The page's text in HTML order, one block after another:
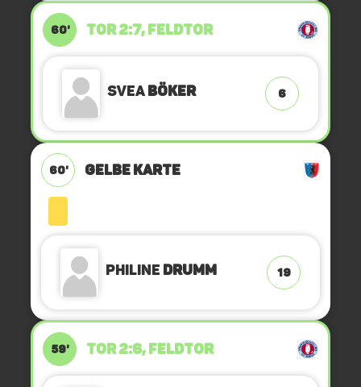
60' TOR 2:7, FELDTOR
SveaBöker 6
60' GELBE KARTE
Philine Drumm 19
59' TOR 2:6, FELDTOR